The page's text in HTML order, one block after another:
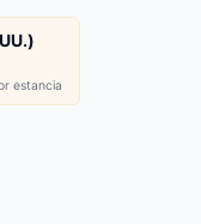
estancia